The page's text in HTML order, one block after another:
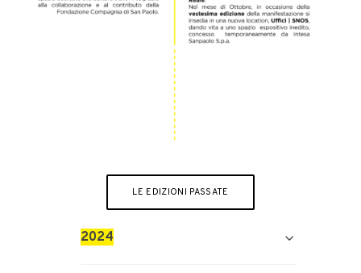
LE EDIZIONI PASSATE
2024